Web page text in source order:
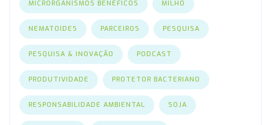
MICRORGANISMOS BENÉFICOS MILHO
NEMATOIDES PARCEIROS PESQUISA
PESQUISA & INOVAÇÃO PODCAST
PRODUTIVIDADE PROTETOR BACTERIANO
RESPONSABILIDADE AMBIENTAL SOJA